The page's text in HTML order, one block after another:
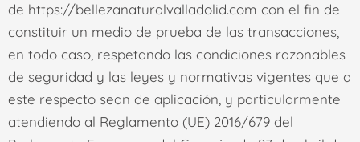
de https://bellezanaturalvalladolid.com con el fin de
constituir un medio de prueba de las transacciones,
en todo caso, respetando las condiciones razonables
de seguridad y las leyes y normativas vigentes que a
este respecto sean de aplicación, y particularmente
atendiendo al Reglamento (UE) 2016/679 del